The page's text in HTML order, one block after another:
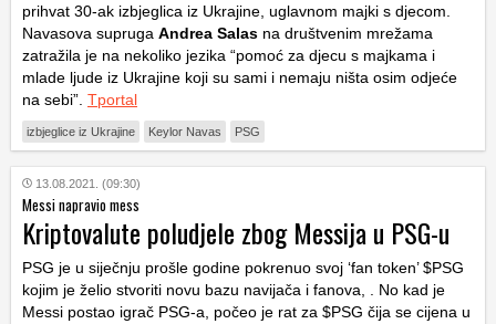
prihvat 30-ak izbjeglica iz Ukrajine, uglavnom majki s djecom.
Navasova supruga Andrea Salas na društvenim mrežama
zatražila je na nekoliko jezika “pomoć za djecu s majkama i
mlade ljude iz Ukrajine koji su sami i nemaju ništa osim odjeće
na sebi”. Tportal
izbjeglice iz Ukrajine Keylor Navas PSG
13.08.2021. (09:30)
Messi napravio mess
Kriptovalute poludjele zbog Messija u PSG-u
PSG je u siječnju prošle godine pokrenuo svoj ‘fan token’ $PSG
kojim je želio stvoriti novu bazu navijača i fanova, . No kad je
Messi postao igrač PSG-a, počeo je rat za $PSG čija se cijena u